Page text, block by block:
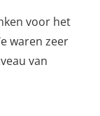
voor het
waren zeer
van